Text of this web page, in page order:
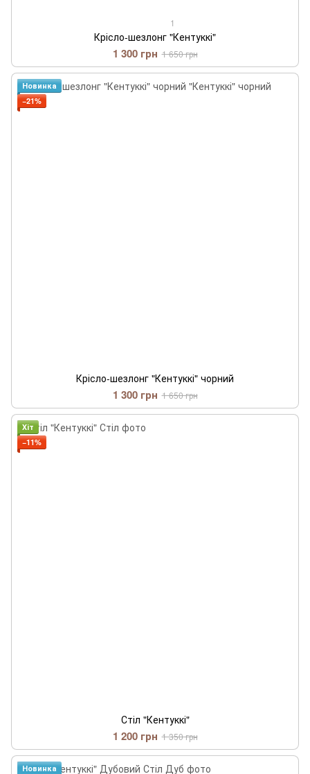
1
Крісло-шезлонг "Кентуккі"
1 300 грн 1 650 грн
Новинка
−21%
Крісло-шезлонг "Кентуккі" чорний
1 300 грн 1 650 грн
Хіт
−11%
Стіл "Кентуккі"
1 200 грн 1 350 грн
Новинка